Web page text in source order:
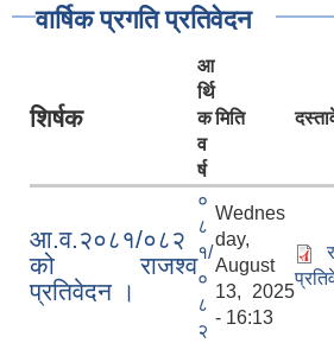
वार्षिक प्रगति प्रतिवेदन
शिर्षक
आ
र्थि
क
व
र्ष
मिति
आ.व.२०८१/०८२
को राजश्व
प्रतिवेदन ।
०
८
१/
०
८
२
Wednes
day,
August
13, 2025
- 16:13